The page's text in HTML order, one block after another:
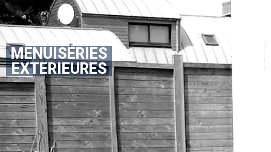
MENUISERIES
EXTERIEURES